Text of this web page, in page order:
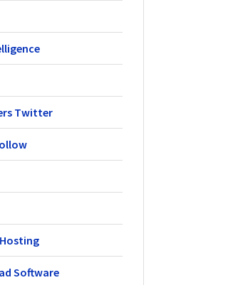
Twitter
Software